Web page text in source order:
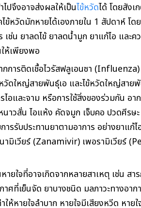
ปจึงอาจส่งผลให้เป็นไข้หวัดได้ โดยสังเ
ข้หวัดมักหายได้เองภายใน 1 สัปดาห์ โด
เช่น ยาลดไข้ ยาลดน้ำมูก ยาแก้ไอ และ
ห้เพียงพอ
กการติดเชื้อไวรัสฟลูเอนซา
วัดใหญ่สายพันธุ์เอ และไข้หวัดใหญ่สาย
อและจาม หรือการใช้สิ่งของร่วมกัน อา
นาวสั่น ไอแห้ง คัดจมูก เจ็บคอ ปวดศีรษ
ารรับประทานยาตามอาการ อย่างยาแก้
ามิเวียร์ (Zanamivir) เพอรามิเวียร์
ายใจที่อาจเกิดจากหลายสาเหตุ เช่น ส
าศที่เย็นจัด ยาบางชนิด มลภาวะทางอา
ให้หายใจลำบาก หายใจมีเสียงหวีด หาย